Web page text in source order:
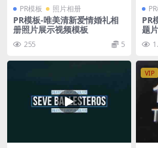
PR模板 照片相册
PR模板-唯美清新爱情婚礼相
册照片展示视频模板
255 5
PR
题
VIP